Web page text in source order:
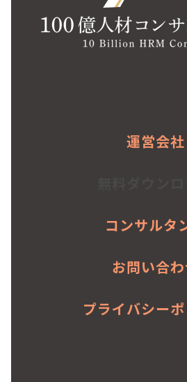
運営会社
コンサルタ
お問い合
プライバシー